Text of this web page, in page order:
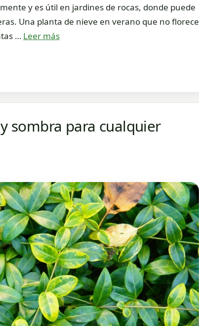
y es útil en jardines de rocas, donde puede
Una planta de nieve en verano que no florece
… Leer más
sombra para cualquier